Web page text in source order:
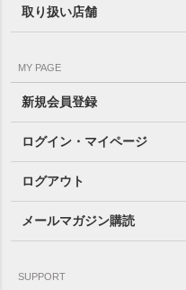
取り扱い店舗
MY PAGE
新規会員登録
ログイン・マイページ
ログアウト
メールマガジン購読
SUPPORT